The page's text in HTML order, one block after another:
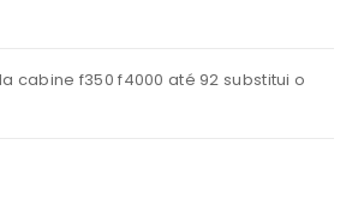
cabine f350 f4000 até 92 substitui o